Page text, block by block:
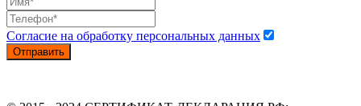
Согласие на обработку персональных данных
Отправить